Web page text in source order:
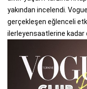
yakından incelendi.
gerçekleşen eğlenceli
ilerleyensaatlerine kadar